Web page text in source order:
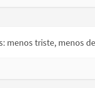
menos triste, menos